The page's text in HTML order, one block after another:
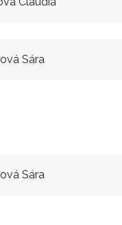
Sára
Sára